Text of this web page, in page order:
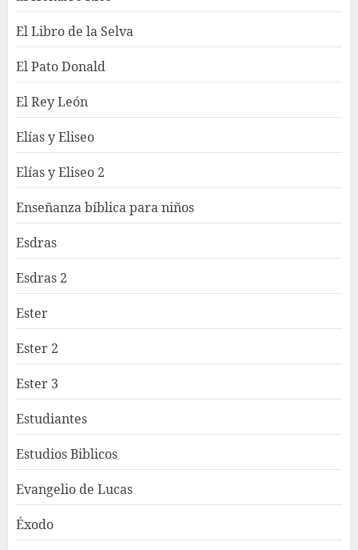
El Libro de la Selva
El Pato Donald
El Rey León
Elías y Eliseo
Elías y Eliseo 2
Enseñanza bíblica para niños
Esdras
Esdras 2
Ester
Ester 2
Ester 3
Estudiantes
Estudios Biblicos
Evangelio de Lucas
Éxodo